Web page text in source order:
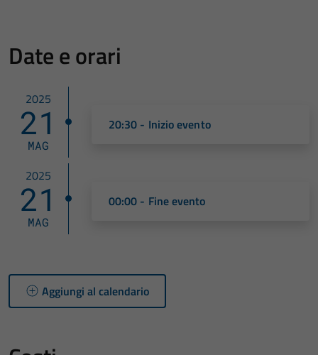
Date e orari
2025
21
MAG
20:30 - Inizio evento
2025
21
MAG
00:00 - Fine evento
Aggiungi al calendario